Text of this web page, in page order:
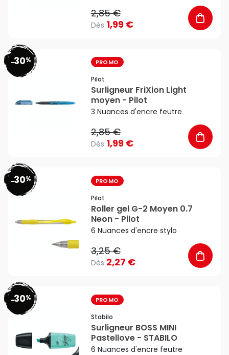
2,85 €
Dès 1,99 €
-30% PROMO
Pilot
Surligneur FriXion Light
moyen - Pilot
3 Nuances d'encre feutre
2,85 €
Dès 1,99 €
-30% PROMO
Pilot
Roller gel G-2 Moyen 0.7
Neon - Pilot
6 Nuances d'encre stylo
3,25 €
Dès 2,27 €
-30% PROMO
Stabilo
Surligneur BOSS MINI
Pastellove - STABILO
6 Nuances d'encre feutre